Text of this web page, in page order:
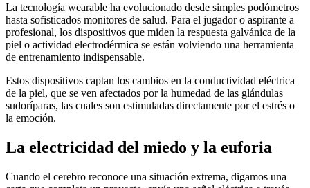
La tecnología wearable ha evolucionado desde simples podómetros
hasta sofisticados monitores de salud. Para el jugador o aspirante a
profesional, los dispositivos que miden la respuesta galvánica de la
piel o actividad electrodérmica se están volviendo una herramienta
de entrenamiento indispensable.
Estos dispositivos captan los cambios en la conductividad eléctrica
de la piel, que se ven afectados por la humedad de las glándulas
sudoríparas, las cuales son estimuladas directamente por el estrés o
la emoción.
La electricidad del miedo y la euforia
Cuando el cerebro reconoce una situación extrema, digamos una